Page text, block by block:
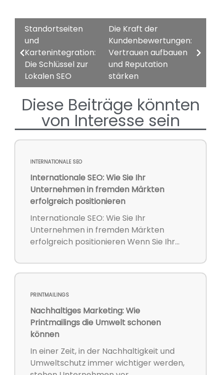
Standortseiten
und
Kartenintegration:
Die Schlüssel zur
Lokalen SEO
Die Kraft der
Kundenbewertungen:
Vertrauen aufbauen
und Reputation
stärken
Diese Beiträge könnten
von Interesse sein
INTERNATIONALE SEO
Internationale SEO: Wie Sie Ihr
Unternehmen in fremden Märkten
erfolgreich positionieren
Internationale SEO: Wie Sie Ihr
Unternehmen in fremden Märkten
erfolgreich positionieren Wenn Sie Ihr...
PRINTMAILINGS
Nachhaltiges Marketing: Wie
Printmailings die Umwelt schonen
können
In einer Zeit, in der Nachhaltigkeit und
Umweltschutz immer wichtiger werden,